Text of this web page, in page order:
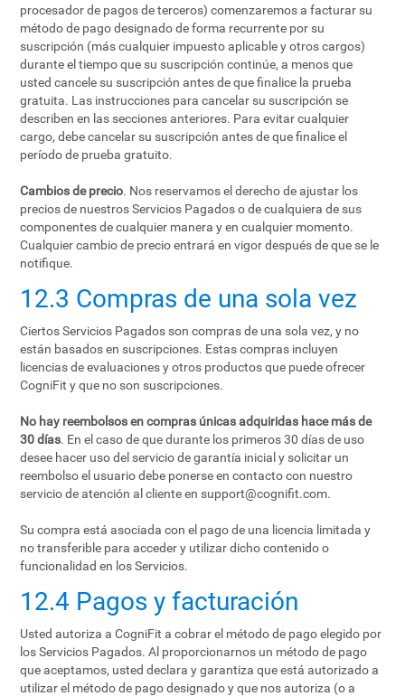
procesador de pagos de terceros) comenzaremos a facturar su
método de pago designado de forma recurrente por su
suscripción (más cualquier impuesto aplicable y otros cargos)
durante el tiempo que su suscripción continúe, a menos que
usted cancele su suscripción antes de que finalice la prueba
gratuita. Las instrucciones para cancelar su suscripción se
describen en las secciones anteriores. Para evitar cualquier
cargo, debe cancelar su suscripción antes de que finalice el
período de prueba gratuito.
Cambios de precio. Nos reservamos el derecho de ajustar los
precios de nuestros Servicios Pagados o de cualquiera de sus
componentes de cualquier manera y en cualquier momento.
Cualquier cambio de precio entrará en vigor después de que se le
notifique.
12.3 Compras de una sola vez
Ciertos Servicios Pagados son compras de una sola vez, y no
están basados en suscripciones. Estas compras incluyen
licencias de evaluaciones y otros productos que puede ofrecer
CogniFit y que no son suscripciones.
No hay reembolsos en compras únicas adquiridas hace más de
30 días. En el caso de que durante los primeros 30 días de uso
desee hacer uso del servicio de garantía inicial y solicitar un
reembolso el usuario debe ponerse en contacto con nuestro
servicio de atención al cliente en support@cognifit.com.
Su compra está asociada con el pago de una licencia limitada y
no transferible para acceder y utilizar dicho contenido o
funcionalidad en los Servicios.
12.4 Pagos y facturación
Usted autoriza a CogniFit a cobrar el método de pago elegido por
los Servicios Pagados. Al proporcionarnos un método de pago
que aceptamos, usted declara y garantiza que está autorizado a
utilizar el método de pago designado y que nos autoriza (o a